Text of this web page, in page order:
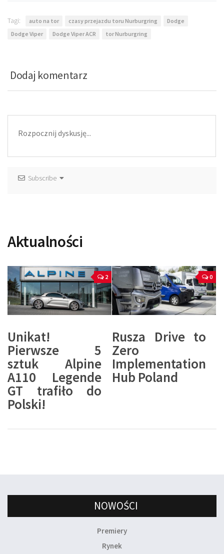
Tagi: auto na tor czasy przejazdu toru Nurburgring
Dodge
Dodge Viper
Dodge Viper ACR tor Nurburgring
Dodaj komentarz
Subscribe
Aktualności
2
Unikat!
Pierwsze 5
sztuk Alpine
A110 Legende
GT trafiło do
Polski!
0
Rusza Drive to
Zero
Implementation
Hub Poland
NOWOŚCI
Premiery
Rynek